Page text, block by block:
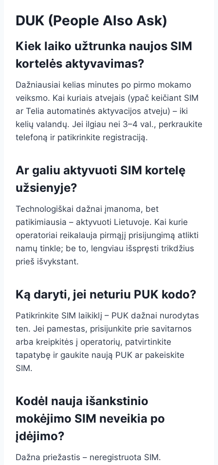
DUK (People Also Ask)
Kiek laiko užtrunka naujos SIM
kortelės aktyvavimas?
Dažniausiai kelias minutes po pirmo mokamo
veiksmo. Kai kuriais atvejais (ypač keičiant SIM
ar Telia automatinės aktyvacijos atveju) – iki
kelių valandų. Jei ilgiau nei 3–4 val., perkraukite
telefoną ir patikrinkite registraciją.
Ar galiu aktyvuoti SIM kortelę
užsienyje?
Technologiškai dažnai įmanoma, bet
patikimiausia – aktyvuoti Lietuvoje. Kai kurie
operatoriai reikalauja pirmąjį prisijungimą atlikti
namų tinkle; be to, lengviau išspręsti trikdžius
prieš išvykstant.
Ką daryti, jei neturiu PUK kodo?
Patikrinkite SIM laikiklį – PUK dažnai nurodytas
ten. Jei pamestas, prisijunkite prie savitarnos
arba kreipkitės į operatorių, patvirtinkite
tapatybę ir gaukite naują PUK ar pakeiskite
SIM.
Kodėl nauja išankstinio
mokėjimo SIM neveikia po
įdėjimo?
Dažna priežastis – neregistruota SIM.